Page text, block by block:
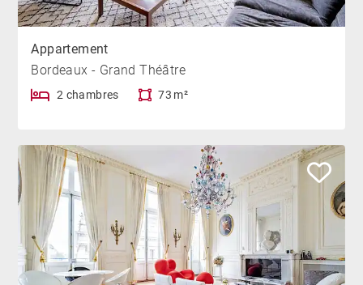
Appartement
Bordeaux - Grand Théâtre
2 chambres 73 m²